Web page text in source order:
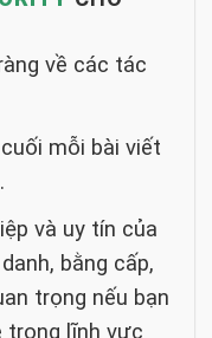
về các tác
mỗi bài viết
và uy tín của
bằng cấp,
trọng nếu bạn
trong lĩnh vực